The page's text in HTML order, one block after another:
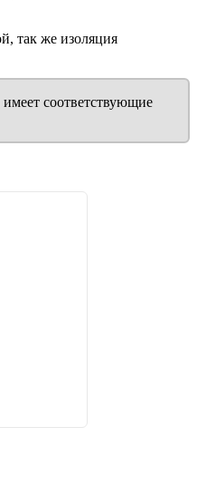
так же изоляция
соответствующие